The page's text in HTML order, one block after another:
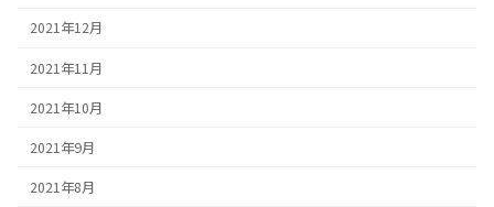
2021年12月
2021年11月
2021年10月
2021年9月
2021年8月